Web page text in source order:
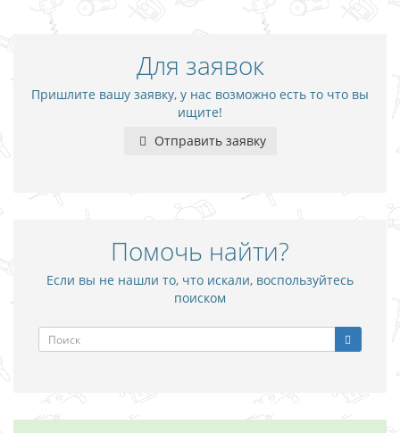
Для заявок
Пришлите вашу заявку, у нас возможно есть то что вы
ищите!
Отправить заявку
Помочь найти?
Если вы не нашли то, что искали, воспользуйтесь
поиском